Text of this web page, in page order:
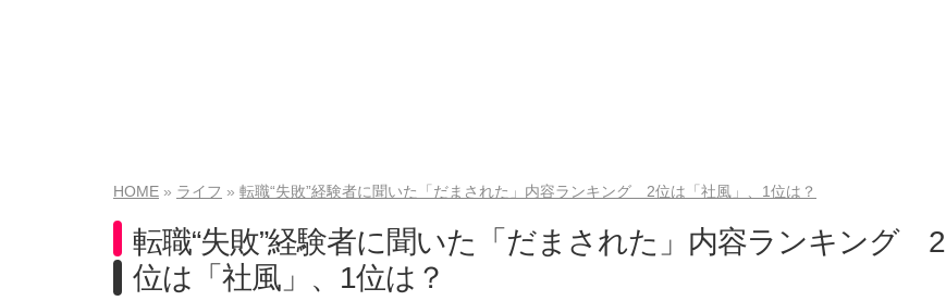
HOME ライフ 転職“失敗”経験者に聞いた「だまされた」内容ランキング 2位は「社風」、1位は？
転職“失敗”経験者に聞いた「だまされた」内容ランキング 2
位は「社風」、1位は？